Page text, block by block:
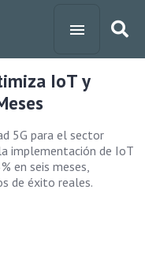
IoT y
5G para el sector
implementación de IoT
en seis meses,
de éxito reales.